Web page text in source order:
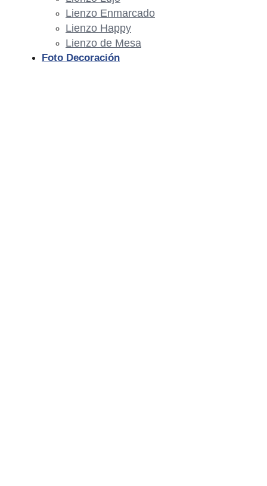
Lienzo Enmarcado
Lienzo Happy
Lienzo de Mesa
Foto Decoración